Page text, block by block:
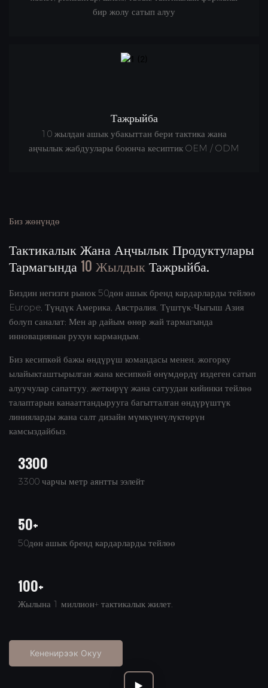
бир жолу сатып алуу
Тажрыйба
10 жылдан ашык убакыттан бери тактика жана
аңчылык жабдуулары боюнча кесиптик OEM / ODM
Биз жөнүндө
Тактикалык Жана Аңчылык Продуктулары
Тармагында 10 Жылдык Тажрыйба.
Биздин негизги рынок 50дөн ашык бренд кардарларды тейлөө
Europe, Түндүк Америка, Австралия, Түштүк-Чыгыш Азия
болуп саналат; Мен ар дайым өнөр жай тармагында
инновациянын рухун кармандым.
Биз кесипкөй бажы өндүрүш командасы менен, жогорку
ылайыкташтырылган жана кесипкөй өнүмдөрдү издеген сатып
алуучулар сапаттуу, жеткирүү жана сатуудан кийинки тейлөө
талаптарын канааттандырууга багытталган өндүрүштүк
линияларды жана салт дизайн мүмкүнчүлүктөрүн
камсыздайбыз.
3300
3300 чарчы метр аянтты ээлейт
50+
50дөн ашык бренд кардарларды тейлөө
100+
Жылына 1 миллион+ тактикалык жилет.
Кененирээк Окуу